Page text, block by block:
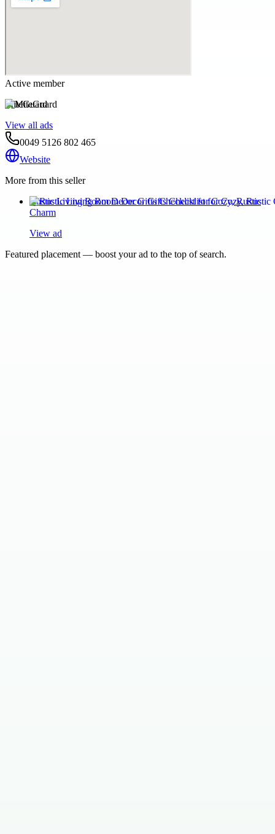
Active member
MiteGuard
View all ads
0049 5126 802 465
Website
More from this seller
Rustic Living Room Decor Gifts Checklist for Cozy, Rustic
Charm
View ad
Featured placement — boost your ad to the top of search.